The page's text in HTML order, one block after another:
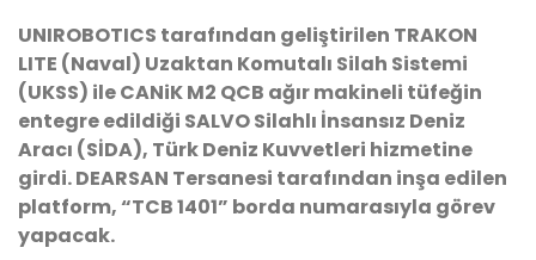
UNIROBOTICS tarafından geliştirilen TRAKON
LITE (Naval) Uzaktan Komutalı Silah Sistemi
(UKSS) ile CANiK M2 QCB ağır makineli tüfeğin
entegre edildiği SALVO Silahlı İnsansız Deniz
Aracı (SİDA), Türk Deniz Kuvvetleri hizmetine
girdi. DEARSAN Tersanesi tarafından inşa edilen
platform, “TCB 1401” borda numarasıyla görev
yapacak.